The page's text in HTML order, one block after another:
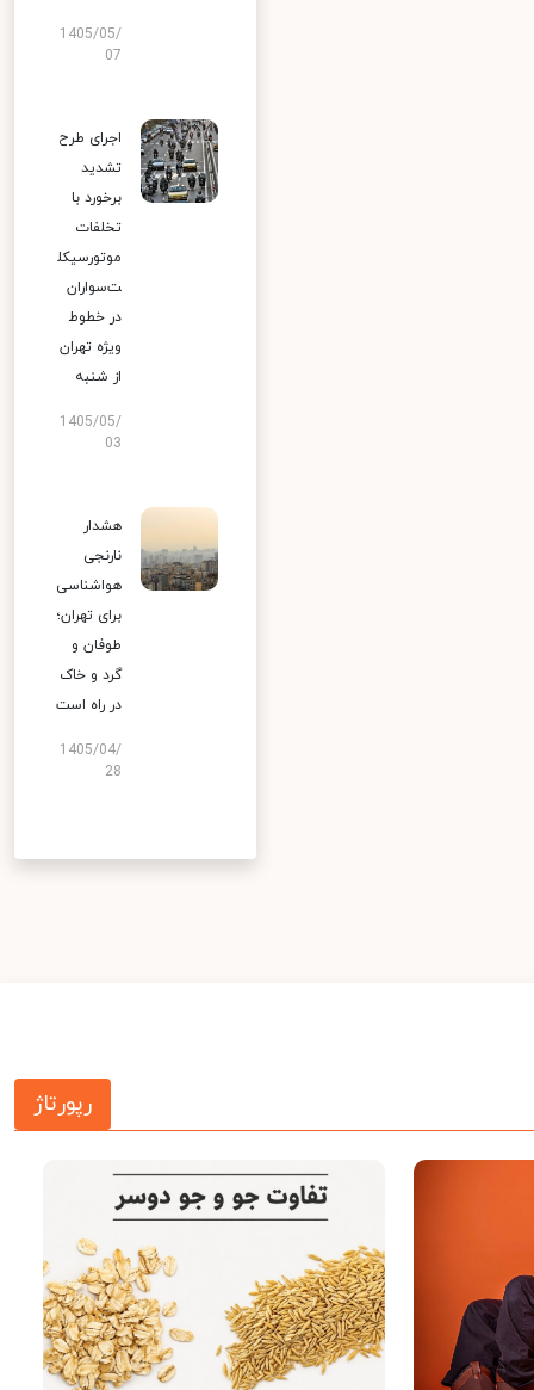
1405/05/
07
اجرای طرح
تشدید
برخورد با
تخلفات
موتورسیکل
ت‌سواران
در خطوط
ویژه تهران
از شنبه
1405/05/
03
هشدار
نارنجی
هواشناسی
برای تهران؛
طوفان و
گرد و خاک
در راه است
1405/04/
28
رپورتاژ